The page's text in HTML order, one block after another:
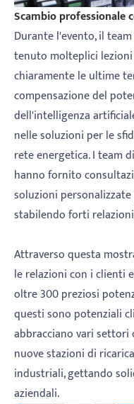
Scambio
Durante l'evento, il
tenuto molteplici
chiaramente le ultime
compensazione del
dell'intelligenza
nelle soluzioni per le
rete energetica. I team
hanno fornito
soluzioni
stabilendo forti
Attraverso questa
le relazioni con i clienti
oltre 300 preziosi
questi sono potenziali
abbracciano vari
nuove stazioni di
industriali, gettando
aziendali.